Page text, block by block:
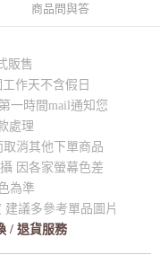
商品問與答
販售
作天不含假日
一時間mail通知您
處理
消其他下單商品
因各家螢幕色差
為準
議多參考單品圖片
/ 退貨服務